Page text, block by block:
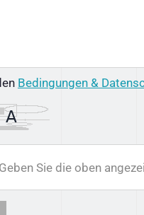
Bedingungen &
Sie die oben